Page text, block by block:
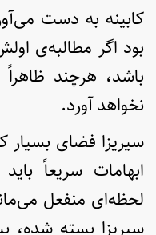
کابینه به دست
بود اگر مطالبه‌ی
باشد، هرچند ظاهراً
نخواهد آورد.
سیریزا فضای بسیار
ابهامات سریعاً
لحظه‌ای منفعل
سیریزا بسته شده،